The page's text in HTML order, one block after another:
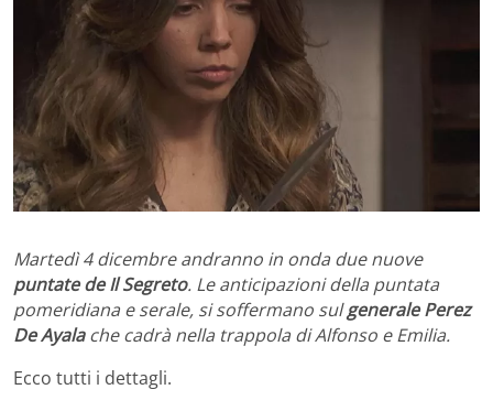
Martedì 4 dicembre andranno in onda due nuove
puntate de Il Segreto. Le anticipazioni della puntata
pomeridiana e serale, si soffermano sulgenerale Perez
De Ayalache cadrà nella trappola di Alfonso e Emilia.
Ecco tutti i dettagli.